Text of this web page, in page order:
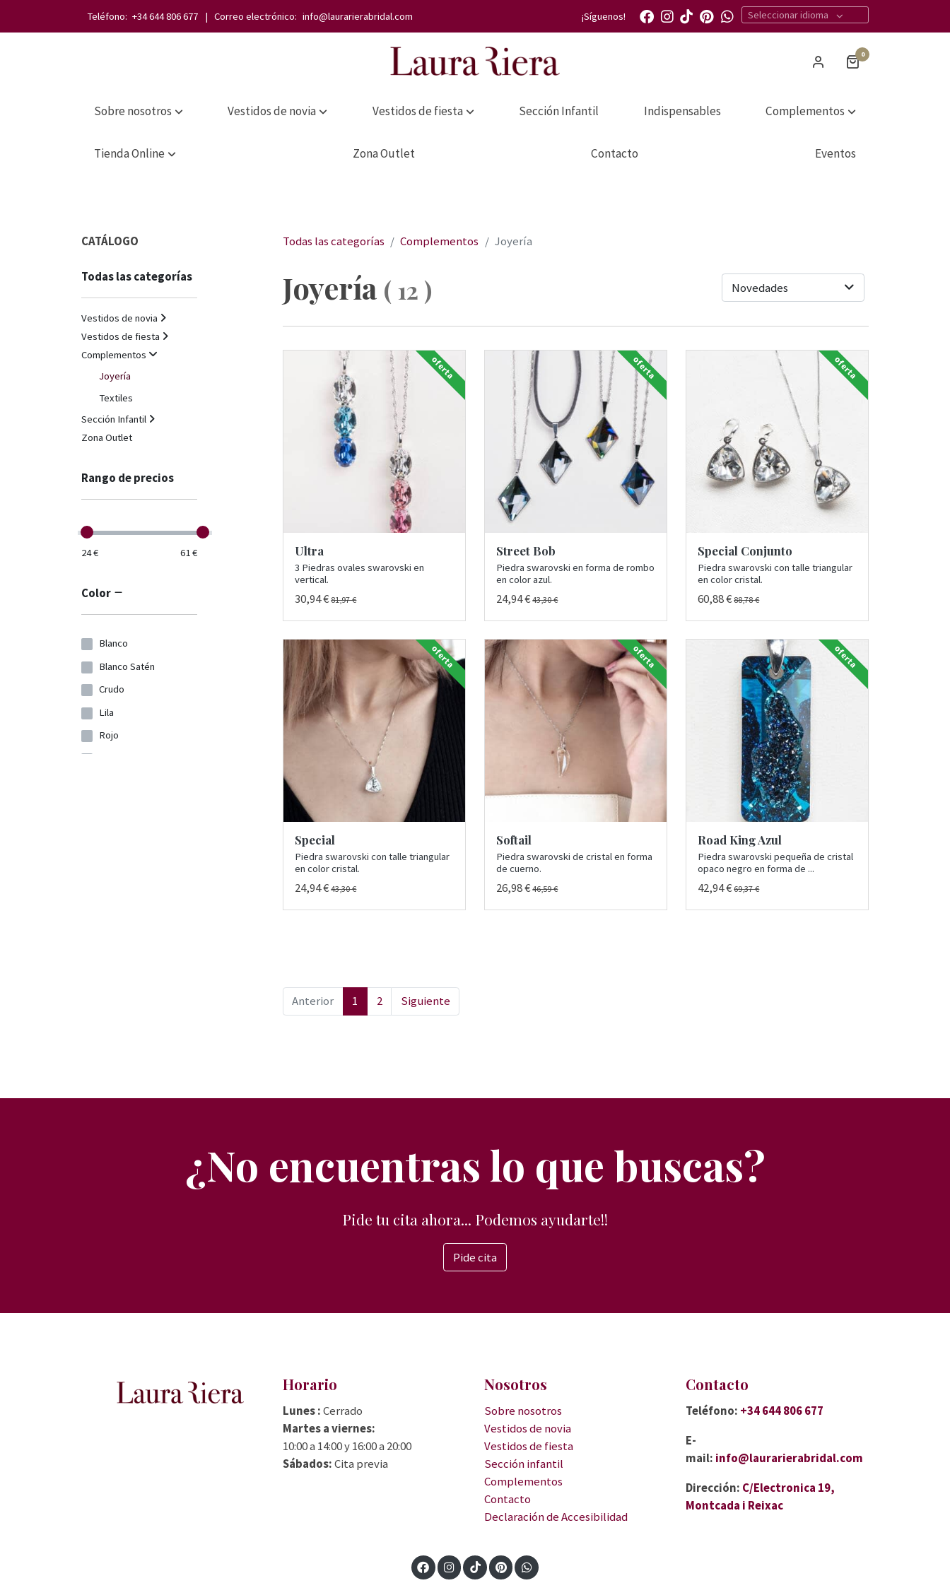
Teléfono: +34 644 806 677 | Correo electrónico: info@laurarierabridal.com ¡Síguenos! Seleccionar idioma
0
Sobre nosotros Vestidos de novia Vestidos de fiesta Sección Infantil Indispensables Complementos
Tienda Online Zona Outlet Contacto Eventos
CATÁLOGO
Todas las categorías
Vestidos de novia
Vestidos de fiesta
Complementos
Joyería
Textiles
Sección Infantil
Zona Outlet
Rango de precios
24 € 61 €
Color
Blanco
Blanco Satén
Crudo
Lila
Rojo
Todas las categorías Complementos Joyería
Joyería ( 12 ) Novedades
Ultra
3 Piedras ovales swarovski en
vertical.
30,94 €81,97 €
oferta
Street Bob
Piedra swarovski en forma de rombo
en color azul.
24,94 €43,30 €
oferta
Special Conjunto
Piedra swarovski con talle triangular
en color cristal.
60,88 €88,78 €
oferta
Special
Piedra swarovski con talle triangular
en color cristal.
24,94 €43,30 €
oferta
Softail
Piedra swarovski de cristal en forma
de cuerno.
26,98 €46,59 €
oferta
Road King Azul
Piedra swarovski pequeña de cristal
opaco negro en forma de ...
42,94 €69,37 €
oferta
Anterior 1 2 Siguiente
¿No encuentras lo que buscas?
Pide tu cita ahora... Podemos ayudarte!!
Pide cita
Horario
Lunes :Cerrado
Martes a viernes:
10:00 a 14:00 y 16:00 a 20:00
Sábados:Cita previa
Nosotros
Sobre nosotros
Vestidos de novia
Vestidos de fiesta
Sección infantil
Complementos
Contacto
Declaración de Accesibilidad
Contacto
Teléfono: +34 644 806 677
E-
mail: info@laurarierabridal.com
Dirección: C/Electronica 19,
Montcada i Reixac